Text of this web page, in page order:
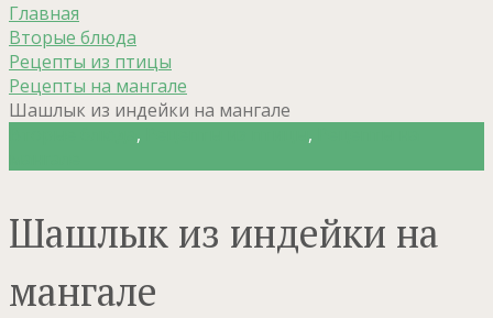
Главная
Вторые блюда
Рецепты из птицы
Рецепты на мангале
Шашлык из индейки на мангале
, ,
Шашлык из индейки на
мангале